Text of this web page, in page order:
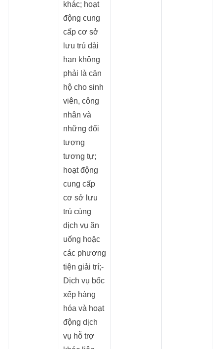
khác; hoạt
động cung
cấp cơ sở
lưu trú dài
hạn không
phải là căn
hộ cho sinh
viên, công
nhân và
những đối
tượng
tương tự;
hoạt động
cung cấp
cơ sở lưu
trú cùng
dịch vụ ăn
uống hoặc
các phương
tiện giải trí;-
Dịch vụ bốc
xếp hàng
hóa và hoạt
động dịch
vụ hỗ trợ